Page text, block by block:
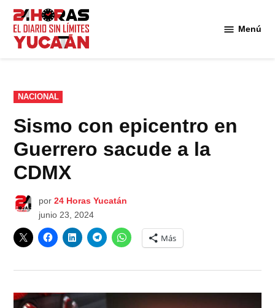
Saltar
contenido
Menú
PUBLICADO
EN
NACIONAL
Sismo con epicentro en
Guerrero sacude a la
CDMX
por 24 Horas Yucatán
junio 23, 2024
Más